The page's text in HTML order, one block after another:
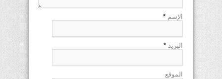
الإسم *
البريد *
الموقع